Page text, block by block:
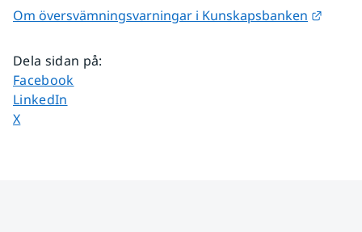
Om översvämningsvarningar i Kunskapsbanken
Dela sidan på:
Dela sidan på
Facebook
Dela sidan på
LinkedIn
Dela sidan på
X